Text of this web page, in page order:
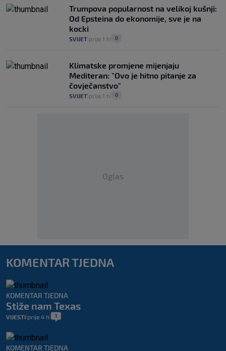
Trumpova popularnost na velikoj kušnji:
Od Epsteina do ekonomije, sve je na
kocki
SVIJET prije 1 h 0
Klimatske promjene mijenjaju
Mediteran: "Ovo je hitno pitanje za
čovječanstvo"
SVIJET prije 1 h 0
Oglas
KOMENTAR TJEDNA
KOMENTAR TJEDNA
Stiže nam Texas
VIJESTI prije 4 h 1
KOMENTAR TJEDNA